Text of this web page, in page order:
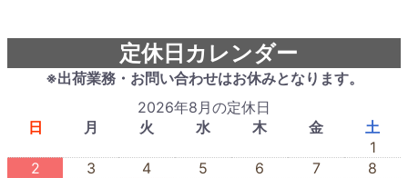
定休日カレンダー
※出荷業務・お問い合わせはお休みとなります。
2026年8月の定休日
日
月 火 水 木 金
土
1
2
3 4 5 6 7
8